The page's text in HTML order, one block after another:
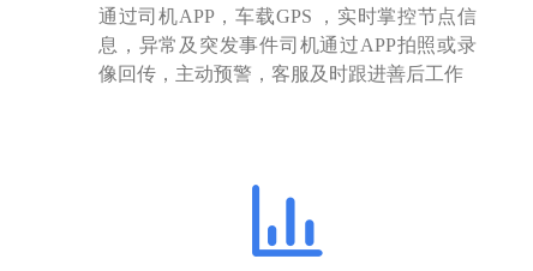
通过司机APP，车载GPS ，实时掌控节点信
息，异常及突发事件司机通过APP拍照或录
像回传，主动预警，客服及时跟进善后工作